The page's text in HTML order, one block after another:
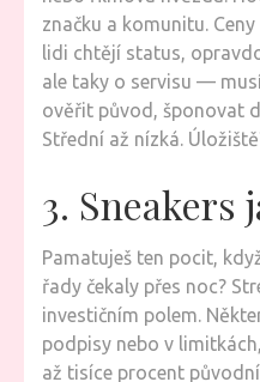
značku a komunitu.
lidi chtějí status,
ale taky o servisu —
ověřit původ, šponovat
Střední až nízká.
3. Sneakers
Pamatuješ ten pocit,
řady čekaly přes noc?
investičním polem.
podpisy nebo v
až tisíce procent